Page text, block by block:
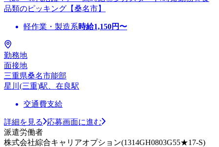
品類のピッキング【桑名市】
軽作業・製造系時給1,150円〜
勤務地
面接地
三重県桑名市能部
星川(三重)駅、在良駅
交通費支給
詳細を見る
応募画面に進む
派遣労働者
株式会社綜合キャリアオプション(1314GH0803G55★17-S)